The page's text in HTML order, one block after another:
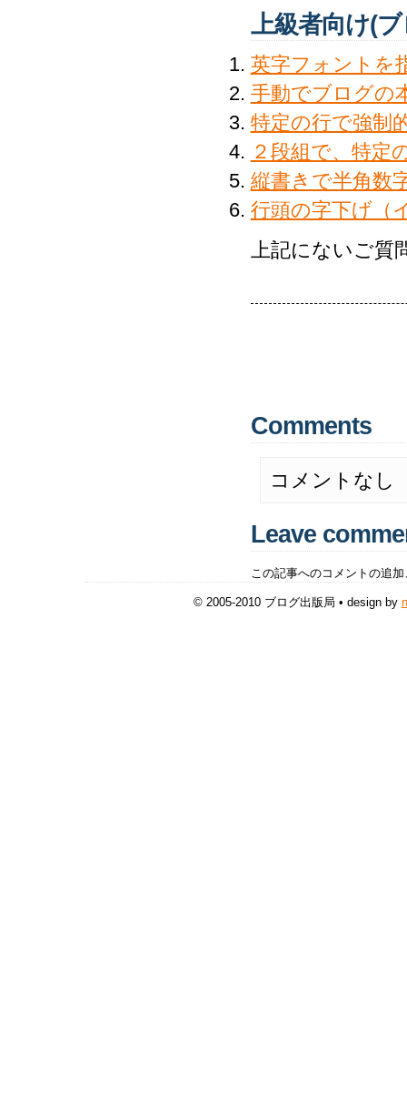
上級者向け(
英字フォントを
手動でブログの
特定の行で強制
２段組で、特定
縦書きで半角数
行頭の字下げ（
上記にないご質
Comments
コメントなし
Leave
この記事へのコメントの追
© 2005-2010 ブログ出版局 • design by